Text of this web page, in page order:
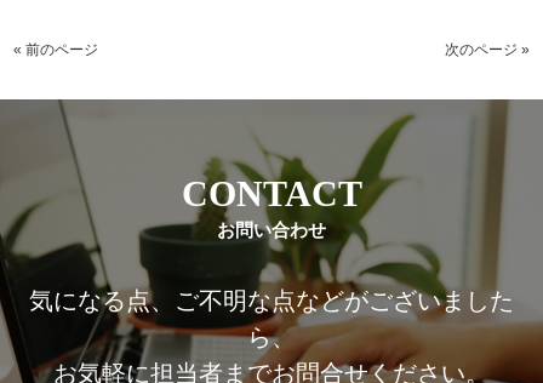
« 前のページ 次のページ »
CONTACT
お問い合わせ
気になる点、ご不明な点などがございました
ら、
お気軽に担当者までお問合せください。